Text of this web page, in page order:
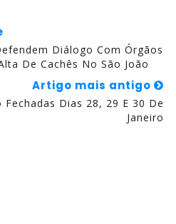
Diálogo Com Órgãos
De Cachês No São João
Artigo mais antigo
Dias 28, 29 E 30 De
Janeiro